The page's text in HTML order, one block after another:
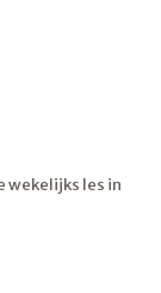
wekelijks les in